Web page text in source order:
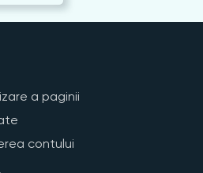
a paginii
contului